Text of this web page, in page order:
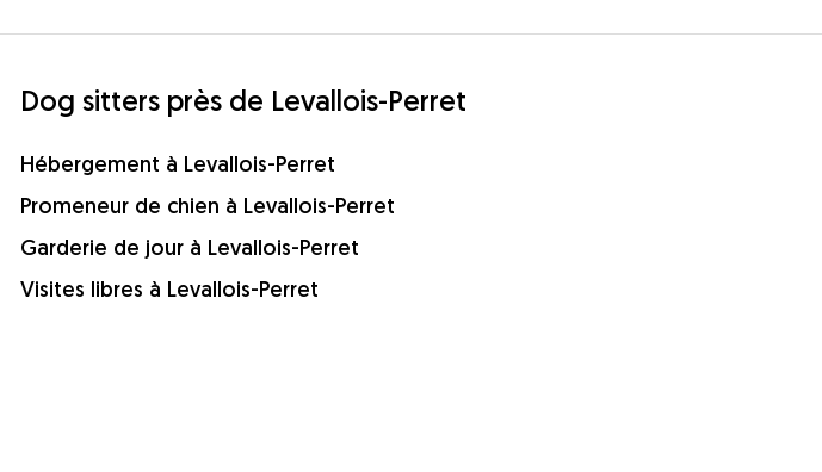
Dog sitters près de Levallois-Perret
Hébergement à Levallois-Perret
Promeneur de chien à Levallois-Perret
Garderie de jour à Levallois-Perret
Visites libres à Levallois-Perret